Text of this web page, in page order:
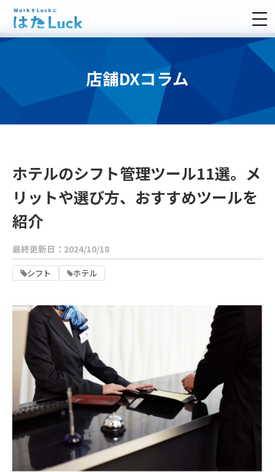
店舗DXコラム
ホテルのシフト管理ツール11選。メ
リットや選び方、おすすめツールを
紹介
最終更新日：2024/10/18
シフト ホテル